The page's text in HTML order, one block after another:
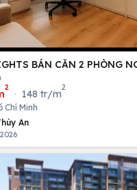
BÁN CĂN 2 PHÒNG
2
· 148 tr/m
2
Chí Minh
An